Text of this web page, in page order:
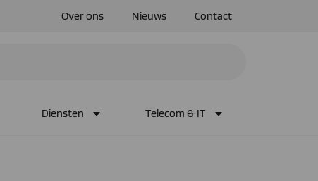
Over ons Nieuws Contact
Diensten Telecom & IT